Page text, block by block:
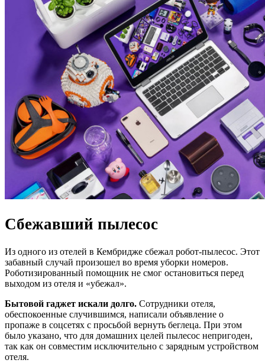
Сбежавший пылесос
Из одного из отелей в Кембридже сбежал робот-пылесос. Этот
забавный случай произошел во время уборки номеров.
Роботизированный помощник не смог остановиться перед
выходом из отеля и «убежал».
Бытовой гаджет искали долго. Сотрудники отеля,
обеспокоенные случившимся, написали объявление о
пропаже в соцсетях с просьбой вернуть беглеца. При этом
было указано, что для домашних целей пылесос непригоден,
так как он совместим исключительно с зарядным устройством
отеля.